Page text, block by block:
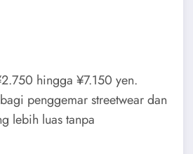
hingga ¥7.150 yen.
penggemar streetwear dan
lebih luas tanpa